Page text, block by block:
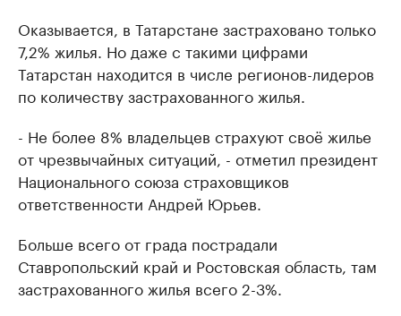
Оказывается, в Татарстане застраховано только
7,2% жилья. Но даже с такими цифрами
Татарстан находится в числе регионов-лидеров
по количеству застрахованного жилья.
- Не более 8% владельцев страхуют своё жилье
от чрезвычайных ситуаций, - отметил президент
Национального союза страховщиков
ответственности Андрей Юрьев.
Больше всего от града пострадали
Ставропольский край и Ростовская область, там
застрахованного жилья всего 2-3%.